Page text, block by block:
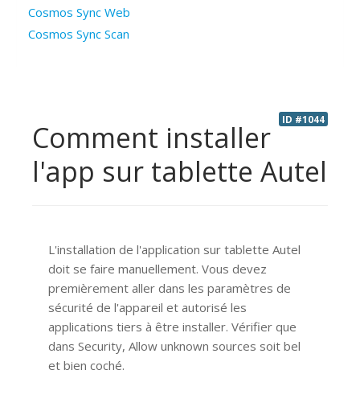
Connexion
Cosmos Sync Web
Cosmos Sync Scan
ID #1044
Comment installer
l'app sur tablette Autel
L'installation de l'application sur tablette Autel
doit se faire manuellement. Vous devez
premièrement aller dans les paramètres de
sécurité de l'appareil et autorisé les
applications tiers à être installer. Vérifier que
dans Security, Allow unknown sources soit bel
et bien coché.